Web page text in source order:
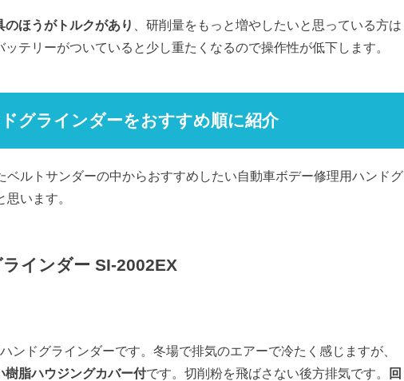
のほうがトルクがあり
、研削量をもっと増やしたいと思っている方は
テリーがついていると少し重たくなるので操作性が低下します。
グラインダーをおすすめ順に紹介
ベルトサンダーの中からおすすめしたい自動車ボデー修理用ハンドグ
思います。
インダー SI-2002EX
ンドグラインダーです。冬場で排気のエアーで冷たく感じますが、
樹脂ハウジングカバー付です。切削粉を飛ばさない後方排気です。
回